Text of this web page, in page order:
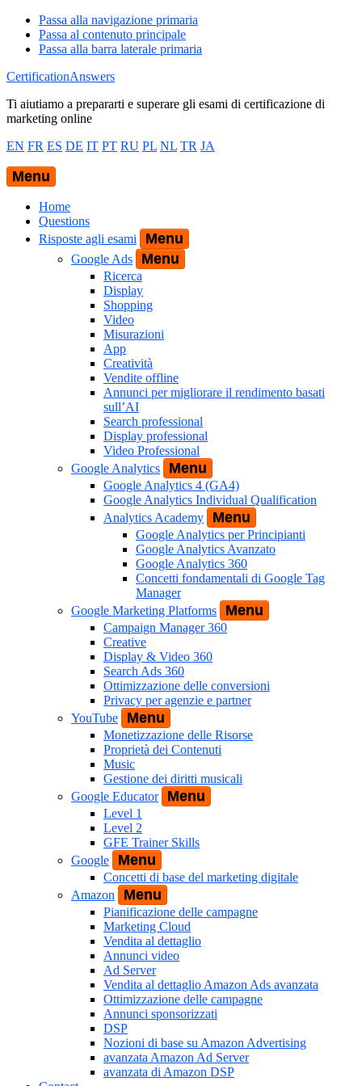
Passa alla navigazione primaria
Passa al contenuto principale
Passa alla barra laterale primaria
CertificationAnswers
Ti aiutiamo a prepararti e superare gli esami di certificazione di
marketing online
EN FR ES DE IT PT RU PL NL TR JA
Menu
Home
Questions
Risposte agli esami
Menu
Google Ads Menu
Ricerca
Display
Shopping
Video
Misurazioni
App
Creatività
Vendite offline
Annunci per migliorare il rendimento basati
sull’AI
Search professional
Display professional
Video Professional
Google Analytics
Menu
Google Analytics 4 (GA4)
Google Analytics Individual Qualification
Analytics Academy
Menu
Google Analytics per Principianti
Google Analytics Avanzato
Google Analytics 360
Concetti fondamentali di Google Tag
Manager
Google Marketing Platforms
Menu
Campaign Manager 360
Creative
Display & Video 360
Search Ads 360
Ottimizzazione delle conversioni
Privacy per agenzie e partner
YouTube
Menu
Monetizzazione delle Risorse
Proprietà dei Contenuti
Music
Gestione dei diritti musicali
Google Educator
Menu
Level 1
Level 2
GFE Trainer Skills
Google
Menu
Concetti di base del marketing digitale
Amazon
Menu
Pianificazione delle campagne
Marketing Cloud
Vendita al dettaglio
Annunci video
Ad Server
Vendita al dettaglio Amazon Ads avanzata
Ottimizzazione delle campagne
Annunci sponsorizzati
DSP
Nozioni di base su Amazon Advertising
avanzata Amazon Ad Server
avanzata di Amazon DSP